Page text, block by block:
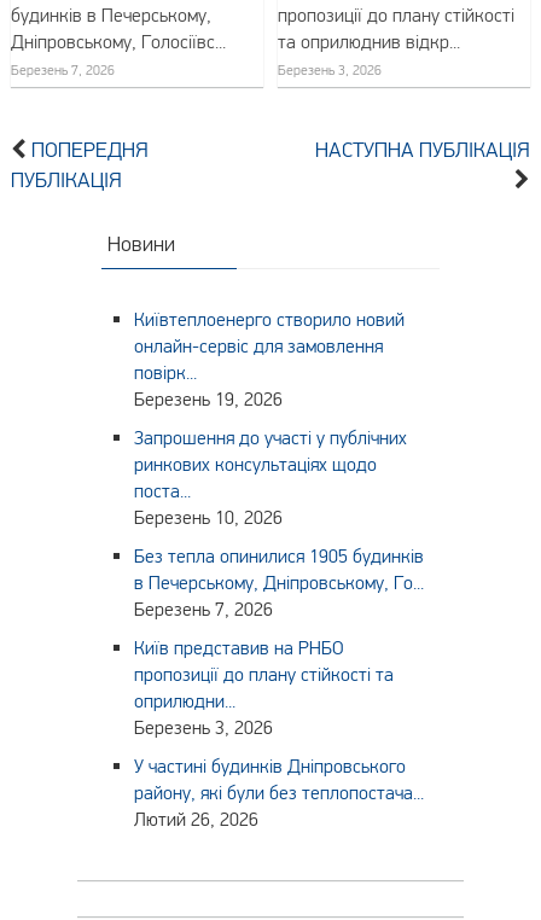
будинків в Печерському,
Дніпровському, Голосіївс...
Березень 7, 2026
пропозиції до плану стійкості
та оприлюднив відкр...
Березень 3, 2026
ПОПЕРЕДНЯ
ПУБЛІКАЦІЯ
НАСТУПНА ПУБЛІКАЦІЯ
Новини
Київтеплоенерго створило новий
онлайн-сервіс для замовлення
повірк...
Березень 19, 2026
Запрошення до участі у публічних
ринкових консультаціях щодо
поста...
Березень 10, 2026
Без тепла опинилися 1905 будинків
в Печерському, Дніпровському, Го...
Березень 7, 2026
Київ представив на РНБО
пропозиції до плану стійкості та
оприлюдни...
Березень 3, 2026
У частині будинків Дніпровського
району, які були без теплопостача...
Лютий 26, 2026